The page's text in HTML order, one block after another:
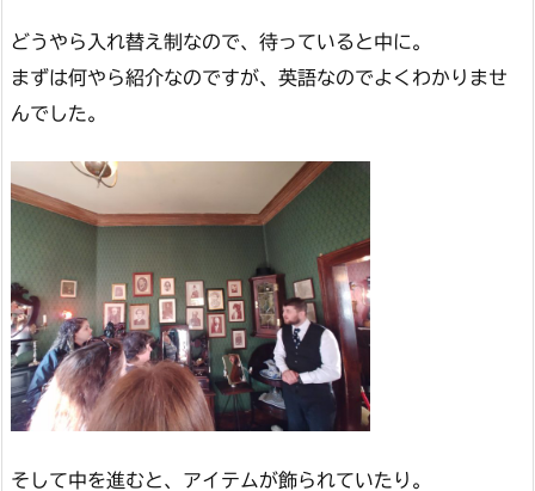
どうやら入れ替え制なので、待っていると中に。
まずは何やら紹介なのですが、英語なのでよくわかりませ
んでした。
そして中を進むと、アイテムが飾られていたり。